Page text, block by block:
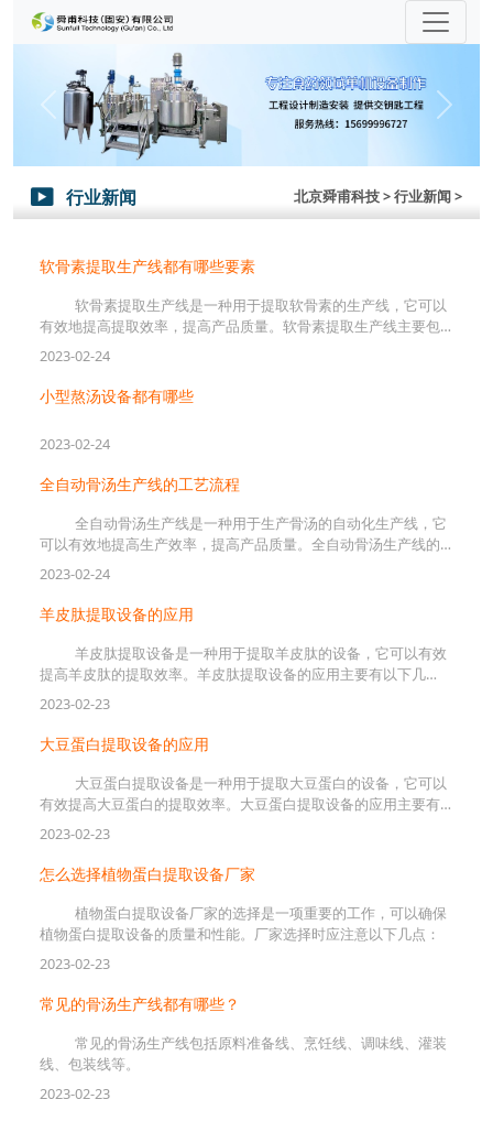
Previous Next
 行业新闻 北京舜甫科技> 行业新闻 >
软骨素提取生产线都有哪些要素
软骨素提取生产线是一种用于提取软骨素的生产线，它可以
有效地提高提取效率，提高产品质量。软骨素提取生产线主要包
括：
2023-02-24
小型熬汤设备都有哪些
2023-02-24
全自动骨汤生产线的工艺流程
全自动骨汤生产线是一种用于生产骨汤的自动化生产线，它
可以有效地提高生产效率，提高产品质量。全自动骨汤生产线的
工艺流程主要包括：
2023-02-24
羊皮肽提取设备的应用
羊皮肽提取设备是一种用于提取羊皮肽的设备，它可以有效
提高羊皮肽的提取效率。羊皮肽提取设备的应用主要有以下几
种：
2023-02-23
大豆蛋白提取设备的应用
大豆蛋白提取设备是一种用于提取大豆蛋白的设备，它可以
有效提高大豆蛋白的提取效率。大豆蛋白提取设备的应用主要有
以下几种：
2023-02-23
怎么选择植物蛋白提取设备厂家
植物蛋白提取设备厂家的选择是一项重要的工作，可以确保
植物蛋白提取设备的质量和性能。厂家选择时应注意以下几点：
2023-02-23
常见的骨汤生产线都有哪些？
常见的骨汤生产线包括原料准备线、烹饪线、调味线、灌装
线、包装线等。
2023-02-23